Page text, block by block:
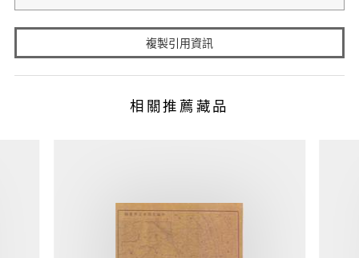
複製引用資訊
相關推薦藏品